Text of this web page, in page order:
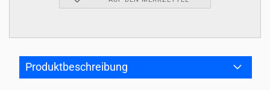
Produktbeschreibung